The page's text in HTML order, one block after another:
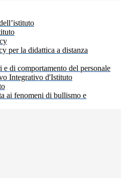
per la didattica a distanza
di comportamento del personale
Integrativo d'Istituto
ai fenomeni di bullismo e